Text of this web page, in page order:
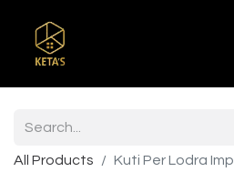
All Products Kuti Per Lodra Imp